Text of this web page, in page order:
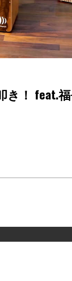
き！ feat.